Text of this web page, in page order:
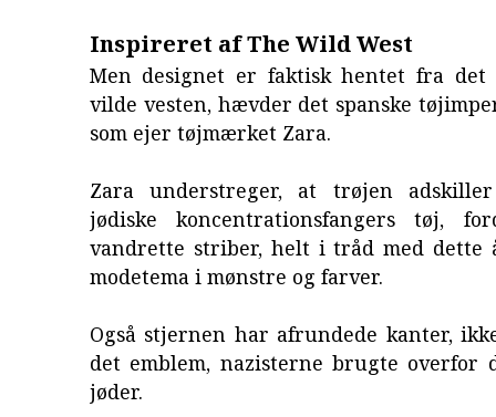
Inspireret af The Wild West
Men designet er faktisk hentet fra det
vilde vesten, hævder det spanske
som ejer tøjmærket Zara.
Zara understreger, at trøjen
jødiske koncentrationsfangers tøj,
vandrette striber, helt i tråd med dette
modetema i mønstre og farver.
Også stjernen har afrundede kanter,
det emblem, nazisterne brugte overfor
jøder.